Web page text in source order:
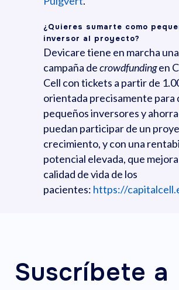
¿Quieres sumarte como
inversor al proyecto?
Devicare tiene en marcha una
campaña decrowdfundingen
Cell con tickets a partir de
orientada precisamente para
pequeños inversores y
puedan participar de un
crecimiento, y con una
potencial elevada, que mejora
calidad de vida de los
pacientes: https://
Suscríbete a